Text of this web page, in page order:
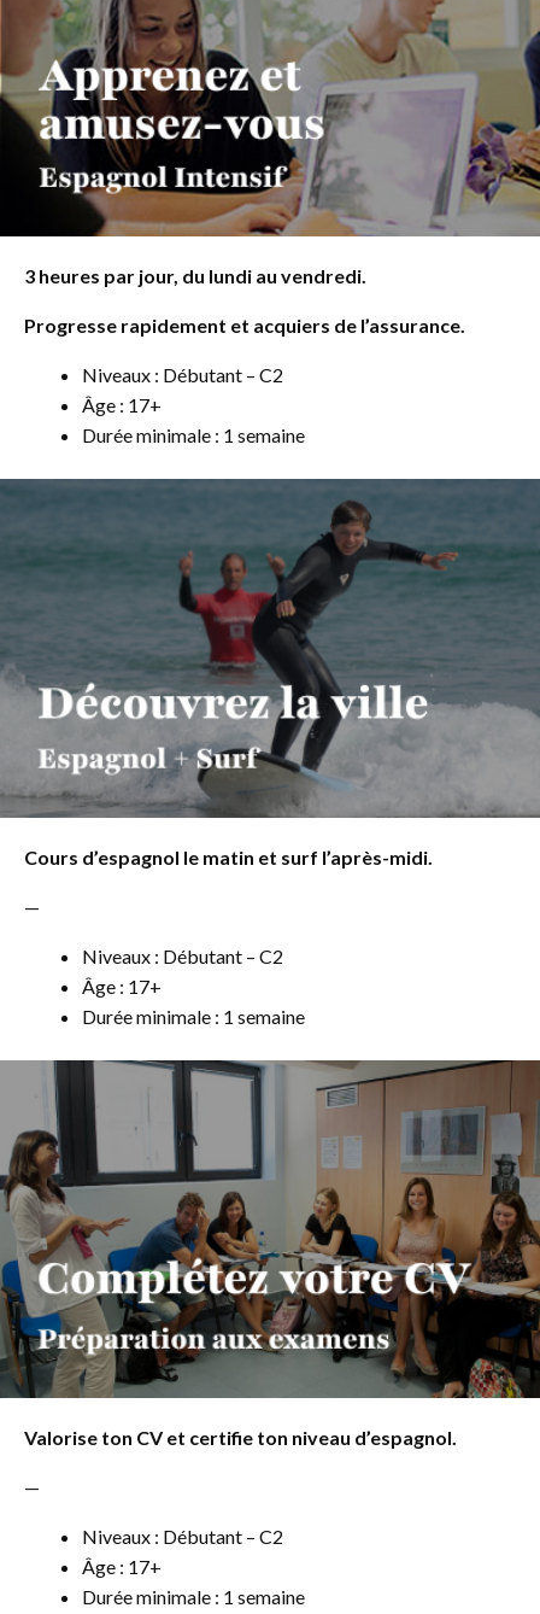
3 heures par jour, du lundi au vendredi.
Progresse rapidement et acquiers de l’assurance.
Niveaux : Débutant – C2
Âge : 17+
Durée minimale : 1 semaine
Cours d’espagnol le matin et surf l’après-midi.
—
Niveaux : Débutant – C2
Âge : 17+
Durée minimale : 1 semaine
Valorise ton CV et certifie ton niveau d’espagnol.
—
Niveaux : Débutant – C2
Âge : 17+
Durée minimale : 1 semaine